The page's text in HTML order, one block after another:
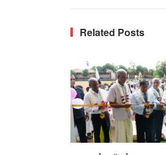
Related Posts